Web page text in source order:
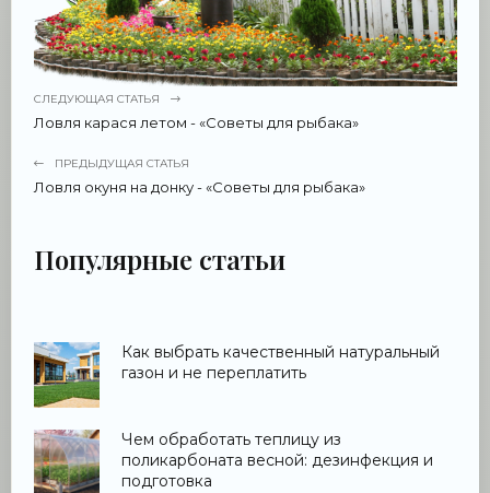
СЛЕДУЮЩАЯ СТАТЬЯ
Ловля карася летом - «Советы для рыбака»
ПРЕДЫДУЩАЯ СТАТЬЯ
Ловля окуня на донку - «Советы для рыбака»
Популярные статьи
Как выбрать качественный натуральный
газон и не переплатить
Чем обработать теплицу из
поликарбоната весной: дезинфекция и
подготовка